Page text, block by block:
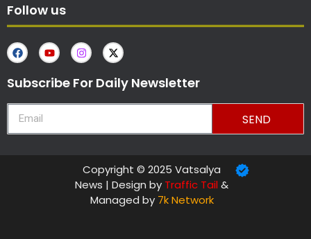
Follow us
Subscribe For Daily Newsletter
SEND
Copyright © 2025 Vatsalya
News | Design by Traffic Tail&
Managed by 7k Network